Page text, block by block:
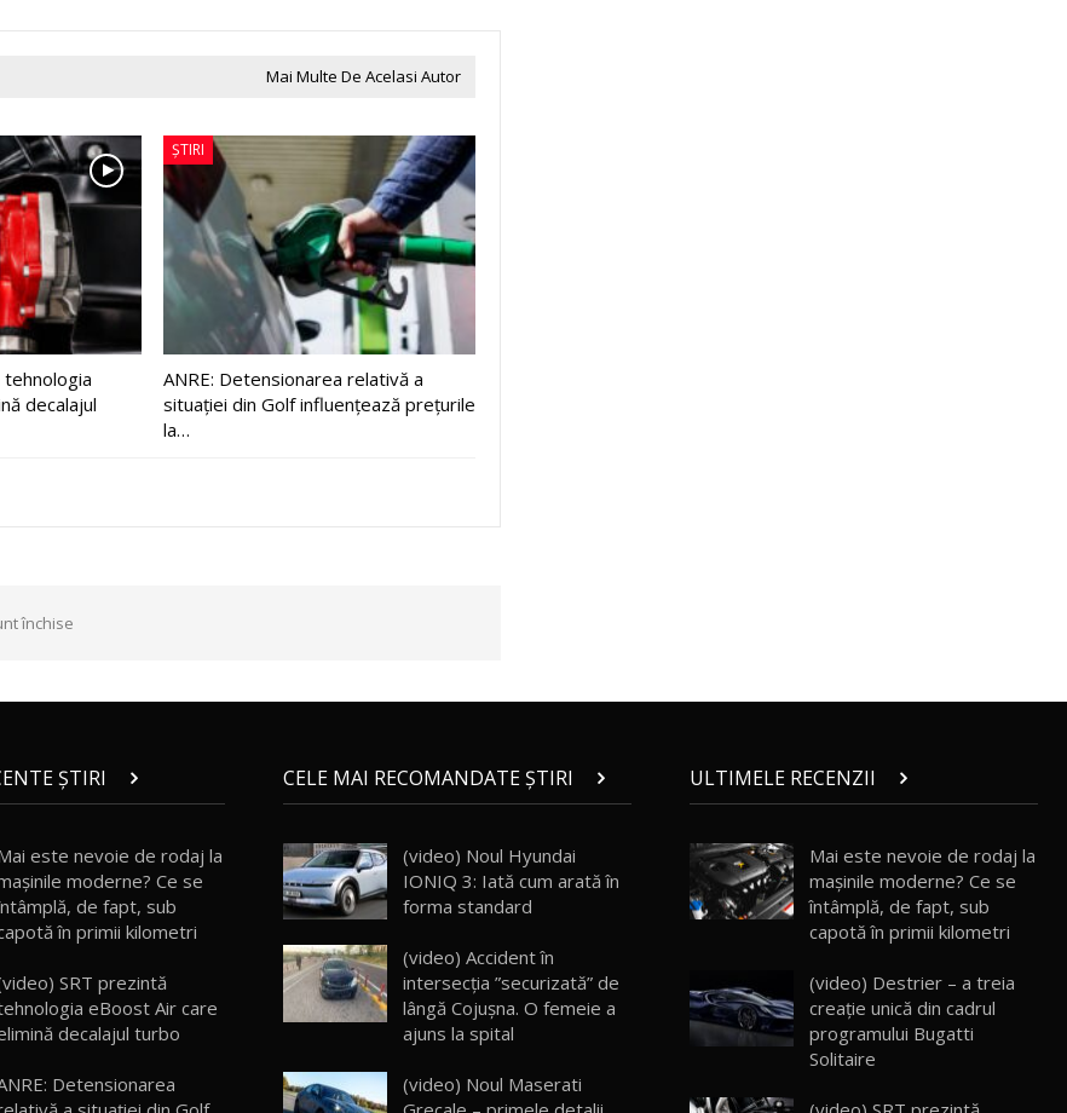
Mai Multe De Acelasi Autor
decalajul
ȘTIRI
ANRE: Detensionarea relativă a
situației din Golf influențează prețurile
la…
închise
AutoBlog.MD
16:59
Noua Mazda 6e / Test Drive AutoBlog.MD
Lynk & Co 01 / Test Drive AutoBlog.MD
25:19
ȘTIRI
este nevoie de rodaj la
moderne? Ce se
de fapt, sub
în primii kilometri
SRT prezintă
eBoost Air care
decalajul turbo
Detensionarea
CELE MAI RECOMANDATE ȘTIRI
(video) Noul Hyundai
IONIQ 3: Iată cum arată în
forma standard
(video) Accident în
intersecția ”securizată” de
lângă Cojușna. O femeie a
ajuns la spital
(video) Noul Maserati
ULTIMELE RECENZII
Mai este nevoie de rodaj la
mașinile moderne? Ce se
întâmplă, de fapt, sub
capotă în primii kilometri
(video) Destrier – a treia
creație unică din cadrul
programului Bugatti
Solitaire